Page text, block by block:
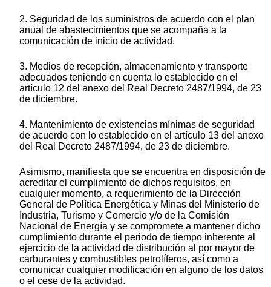
2. Seguridad de los suministros de acuerdo con el plan
anual de abastecimientos que se acompaña a la
comunicación de inicio de actividad.
3. Medios de recepción, almacenamiento y transporte
adecuados teniendo en cuenta lo establecido en el
artículo 12 del anexo del Real Decreto 2487/1994, de 23
de diciembre.
4. Mantenimiento de existencias mínimas de seguridad
de acuerdo con lo establecido en el artículo 13 del anexo
del Real Decreto 2487/1994, de 23 de diciembre.
Asimismo, manifiesta que se encuentra en disposición de
acreditar el cumplimiento de dichos requisitos, en
cualquier momento, a requerimiento de la Dirección
General de Política Energética y Minas del Ministerio de
Industria, Turismo y Comercio y/o de la Comisión
Nacional de Energía y se compromete a mantener dicho
cumplimiento durante el periodo de tiempo inherente al
ejercicio de la actividad de distribución al por mayor de
carburantes y combustibles petrolíferos, así como a
comunicar cualquier modificación en alguno de los datos
o el cese de la actividad.